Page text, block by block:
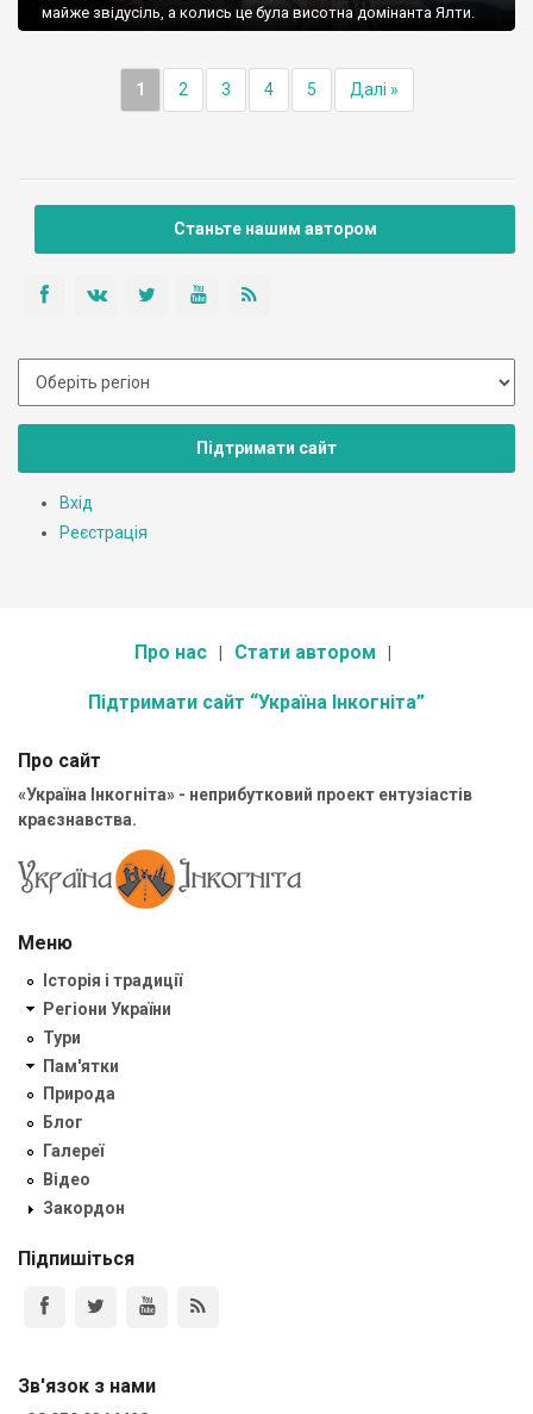
майже звідусіль, а колись це була висотна домінанта Ялти.
1 2 3 4 5 Далі »
Станьте нашим автором
Підтримати сайт
Вхід
Реєстрація
Про нас Стати автором
Підтримати сайт “Україна Інкогніта”
Про сайт
«Україна Інкогніта» - неприбутковий проект ентузіастів
краєзнавства.
Меню
Історія і традиції
Регіони України
Тури
Пам'ятки
Природа
Блог
Галереї
Відео
Закордон
Підпишіться
Зв'язок з нами